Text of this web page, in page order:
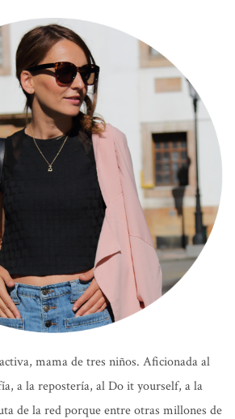
mama de tres niños. Aficionada al
a la repostería, al Do it yourself, a la
de la red porque entre otras millones de